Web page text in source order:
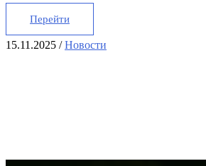
Перейти
15.11.2025 /Новости